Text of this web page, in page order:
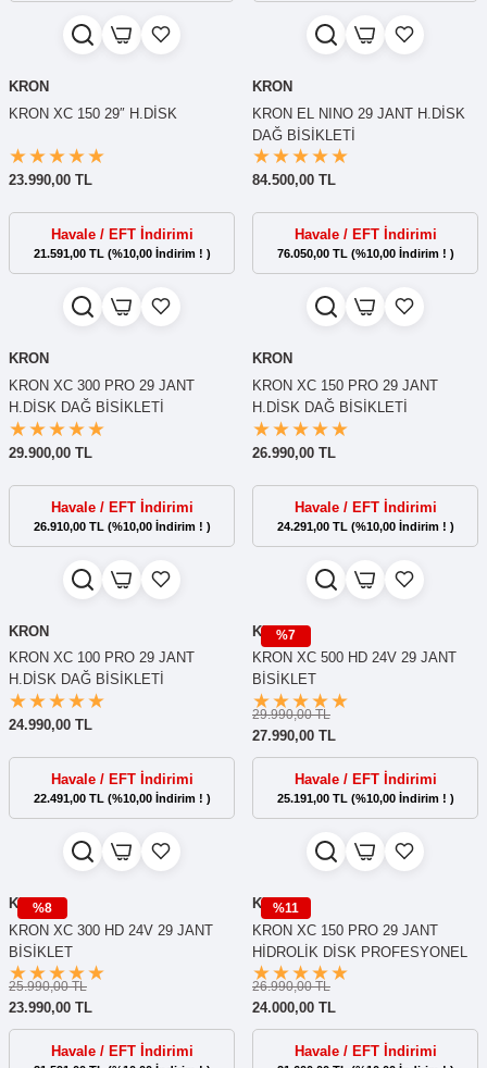
KRON
KRON XC 150 29″ H.DİSK
23.990,00 TL
Havale / EFT İndirimi
21.591,00 TL (%10,00 İndirim ! )
KRON
KRON EL NINO 29 JANT H.DİSK
DAĞ BİSİKLETİ
84.500,00 TL
Havale / EFT İndirimi
76.050,00 TL (%10,00 İndirim ! )
KRON
KRON XC 300 PRO 29 JANT
H.DİSK DAĞ BİSİKLETİ
29.900,00 TL
Havale / EFT İndirimi
26.910,00 TL (%10,00 İndirim ! )
KRON
KRON XC 150 PRO 29 JANT
H.DİSK DAĞ BİSİKLETİ
26.990,00 TL
Havale / EFT İndirimi
24.291,00 TL (%10,00 İndirim ! )
KRON
KRON XC 100 PRO 29 JANT
H.DİSK DAĞ BİSİKLETİ
24.990,00 TL
Havale / EFT İndirimi
22.491,00 TL (%10,00 İndirim ! )
%7
KRON
KRON XC 500 HD 24V 29 JANT
BİSİKLET
29.990,00 TL
27.990,00 TL
Havale / EFT İndirimi
25.191,00 TL (%10,00 İndirim ! )
%8
KRON
KRON XC 300 HD 24V 29 JANT
BİSİKLET
25.990,00 TL
23.990,00 TL
Havale / EFT İndirimi
%11
KRON
KRON XC 150 PRO 29 JANT
HİDROLİK DİSK PROFESYONEL
DAĞ BİSİKLETİ
26.990,00 TL
24.000,00 TL
Havale / EFT İndirimi